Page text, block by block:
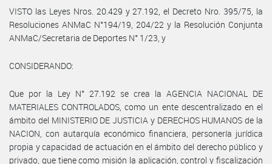
VISTO las Leyes Nros. 20.429 y 27.192, el Decreto Nro. 395/75, la
Resoluciones ANMaC N°194/19, 204/22 y la Resolución Conjunta
ANMaC/Secretaria de Deportes N° 1/23, y
CONSIDERANDO:
Que por la Ley N° 27.192 se crea la AGENCIA NACIONAL DE
MATERIALES CONTROLADOS, como un ente descentralizado en el
ámbito del MINISTERIO DE JUSTICIA y DERECHOS HUMANOS de la
NACION, con autarquía económico financiera, personería jurídica
propia y capacidad de actuación en el ámbito del derecho público y
privado, que tiene como misión la aplicación, control y fiscalización